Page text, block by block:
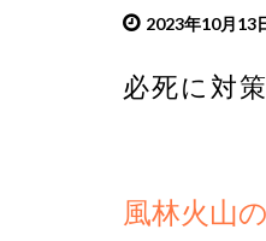
2023年10月13
必死に対
風林火山